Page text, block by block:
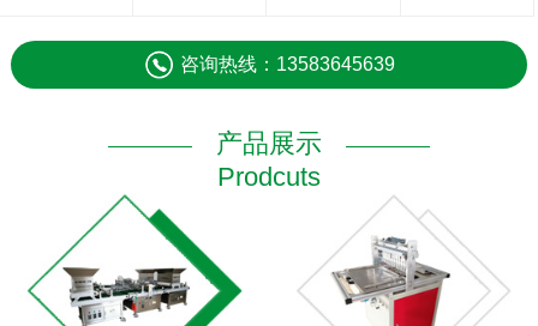
咨询热线：13583645639
产品展示
Prodcuts